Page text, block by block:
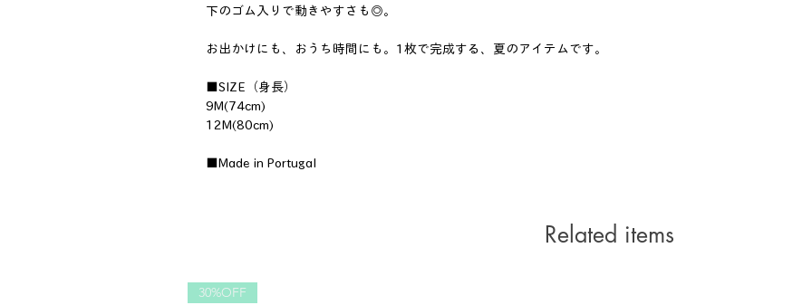
下のゴム入りで動きやすさも◎。
お出かけにも、おうち時間にも。1枚で完成する、夏のアイテムです。
■SIZE（身長）
9M(74cm)
12M(80cm)
■Made in Portugal
Related items
30%OFF